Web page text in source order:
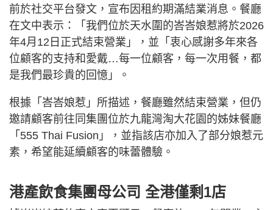
前於社交平台發文，宣布因租約期滿結業消息。餐廳
在文中表示：「我們位於天水圍的峇峇娘惹將於2026
年4月12日正式結束營業」，並「衷心感謝多年來各
位顧客的支持和愛戴…每一位顧客，每一次用餐，都
是我們最珍貴的回憶」。
根據「峇峇娘惹」所描述，餐廳雖然結束營業，但仍
邀請顧客前往同集團位於九龍灣淘大花園的姊妹餐廳
「555 Thai Fusion」，並指該店亦加入了部分娘惹元
素，希望能延續顧客的味蕾體驗。
港產飲食集團母公司 全港僅剩1店